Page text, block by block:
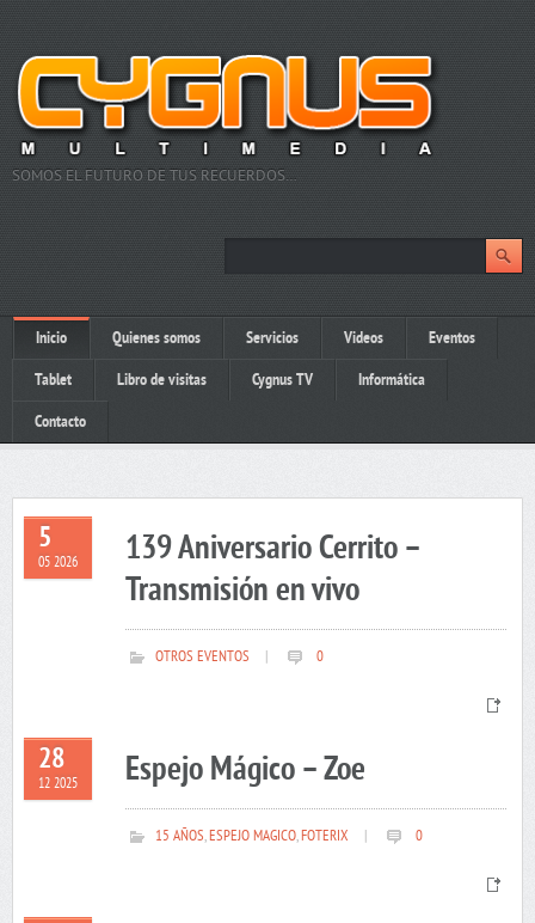
SOMOS EL FUTURO DE TUS RECUERDOS…
Inicio Quienes somos Servicios Videos Eventos
Tablet Libro de visitas Cygnus TV Informática
Contacto
5
05 2026
139 Aniversario Cerrito –
Transmisión en vivo
OTROS EVENTOS 0
28
12 2025 Espejo Mágico – Zoe
15 AÑOS,ESPEJO MAGICO,FOTERIX 0